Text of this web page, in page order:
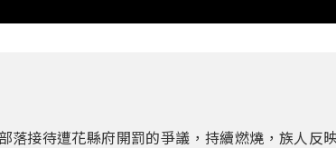
落接待遭花縣府開罰的爭議，持續燃燒，族人反